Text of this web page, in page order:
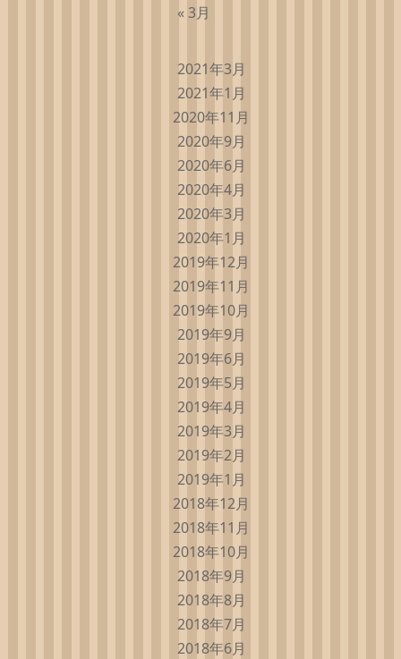
« 3月
2021年3月
2021年1月
2020年11月
2020年9月
2020年6月
2020年4月
2020年3月
2020年1月
2019年12月
2019年11月
2019年10月
2019年9月
2019年6月
2019年5月
2019年4月
2019年3月
2019年2月
2019年1月
2018年12月
2018年11月
2018年10月
2018年9月
2018年8月
2018年7月
2018年6月